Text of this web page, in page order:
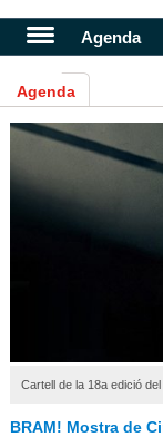
Agenda
Agenda
Cartell de la 18a edició del
BRAM! Mostra de